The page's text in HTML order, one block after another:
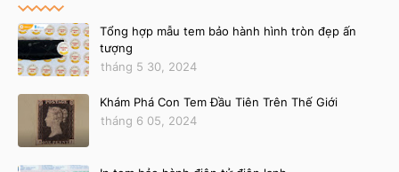
Tổng hợp mẫu tem bảo hành hình tròn đẹp ấn
tượng
tháng 5 30, 2024
Khám Phá Con Tem Đầu Tiên Trên Thế Giới
tháng 6 05, 2024